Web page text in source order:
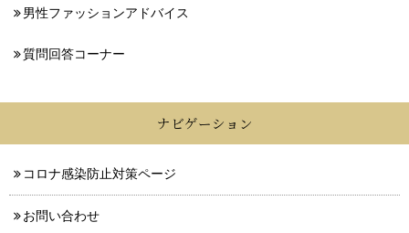
男性ファッションアドバイス
質問回答コーナー
ナビゲーション
コロナ感染防止対策ページ
お問い合わせ